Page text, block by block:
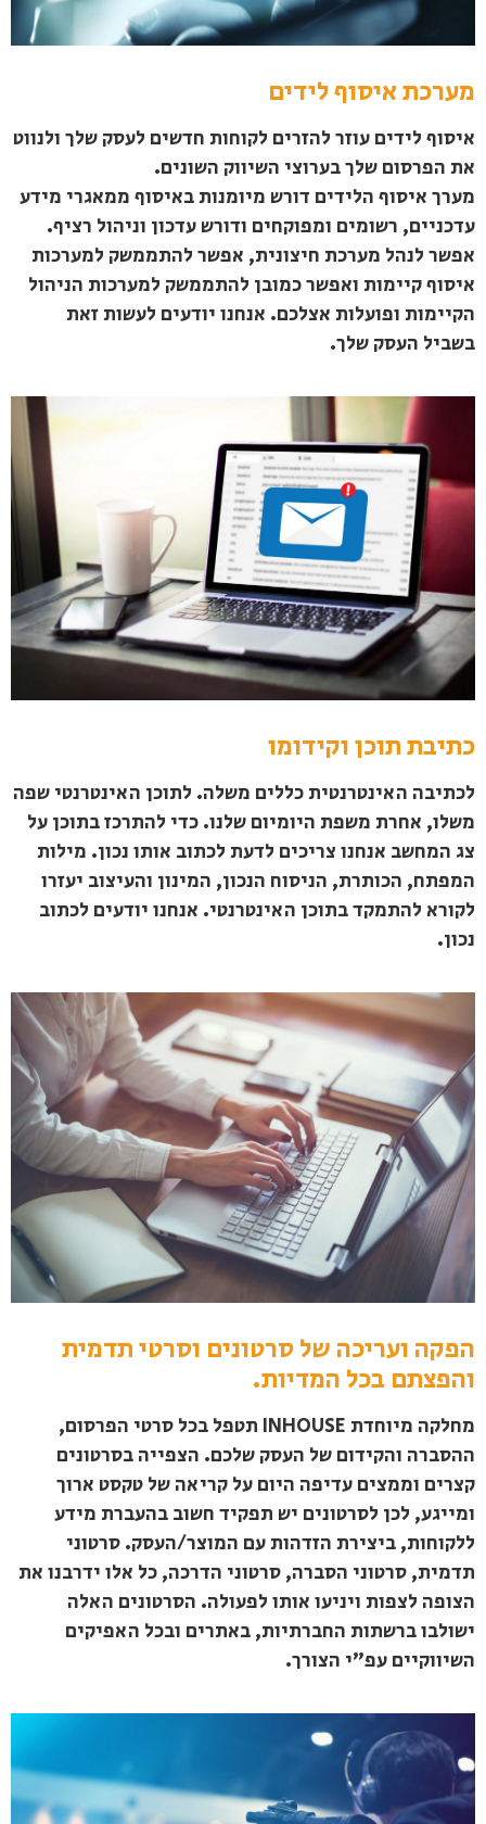
מערכת איסוף לידים
איסוף לידים עוזר להזרים לקוחות חדשים לעסק שלך ולנווט
את הפרסום שלך בערוצי השיווק השונים.
מערך איסוף הלידים דורש מיומנות באיסוף ממאגרי מידע
עדכניים, רשומים ומפוקחים ודורש עדכון וניהול רציף.
אפשר לנהל מערכת חיצונית, אפשר להתממשק למערכות
איסוף קיימות ואפשר כמובן להתממשק למערכות הניהול
הקיימות ופועלות אצלכם. אנחנו יודעים לעשות זאת
בשביל העסק שלך.
כתיבת תוכן וקידומו
לכתיבה האינטרנטית כללים משלה. לתוכן האינטרנטי שפה
משלו, אחרת משפת היומיום שלנו. כדי להתרכז בתוכן על
צג המחשב אנחנו צריכים לדעת לכתוב אותו נכון. מילות
המפתח, הכותרת, הניסוח הנכון, המינון והעיצוב יעזרו
לקורא להתמקד בתוכן האינטרנטי. אנחנו יודעים לכתוב
נכון.
הפקה ועריכה של סרטונים וסרטי תדמית
והפצתם בכל המדיות.
מחלקה מיוחדת INHOUSE תטפל בכל סרטי הפרסום,
ההסברה והקידום של העסק שלכם. הצפייה בסרטונים
קצרים וממצים עדיפה היום על קריאה של טקסט ארוך
ומייגע, לכן לסרטונים יש תפקיד חשוב בהעברת מידע
ללקוחות, ביצירת הזדהות עם המוצר/העסק. סרטוני
תדמית, סרטוני הסברה, סרטוני הדרכה, כל אלו ידרבנו את
הצופה לצפות ויניעו אותו לפעולה. הסרטונים האלה
ישולבו ברשתות החברתיות, באתרים ובכל האפיקים
השיווקיים עפ"י הצורך.